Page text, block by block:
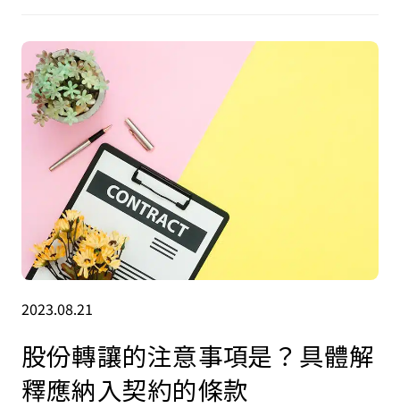
2023.08.21
股份轉讓的注意事項是？具體解
釋應納入契約的條款